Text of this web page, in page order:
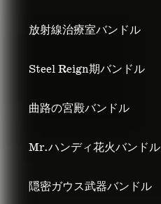
放射線治療室バンドル
Steel Reign期バンドル
曲路の宮殿バンドル
Mr.ハンディ花火バンドル
隠密ガウス武器バンドル